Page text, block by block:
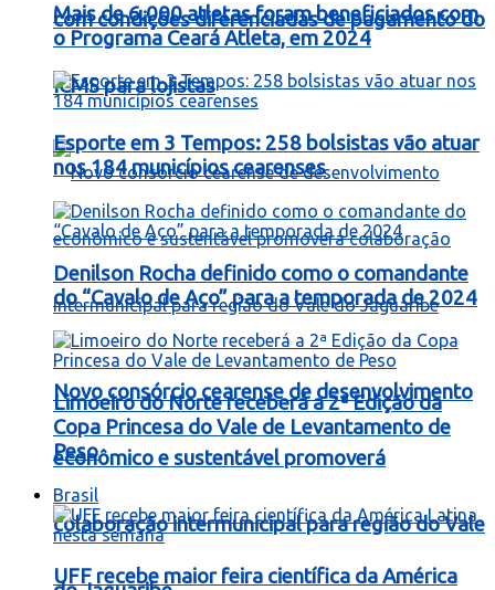
com condições diferenciadas de pagamento do
ICMS para lojistas
Novo consórcio cearense de desenvolvimento
econômico e sustentável promoverá
colaboração intermunicipal para região do Vale
Mais de 6.000 atletas foram beneficiados com
o Programa Ceará Atleta, em 2024
Esporte em 3 Tempos: 258 bolsistas vão atuar
nos 184 municípios cearenses
Denilson Rocha definido como o comandante
do “Cavalo de Aço” para a temporada de 2024
Limoeiro do Norte receberá a 2ª Edição da
Copa Princesa do Vale de Levantamento de
Peso
Brasil
UFF recebe maior feira científica da América